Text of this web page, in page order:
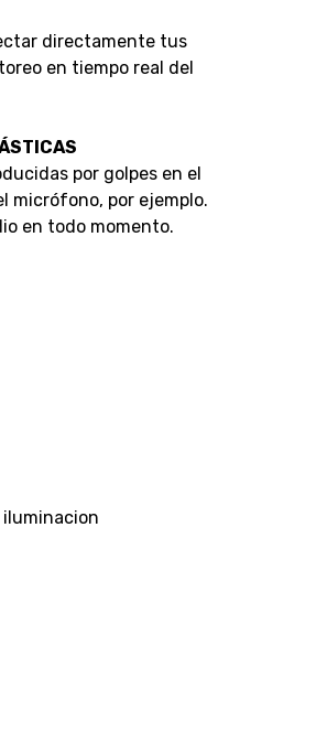
directamente tus
en tiempo real del
por golpes en el
micrófono, por ejemplo.
en todo momento.